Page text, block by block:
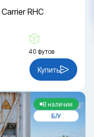
RHC
40 футов
Купить
В наличии
Б/У